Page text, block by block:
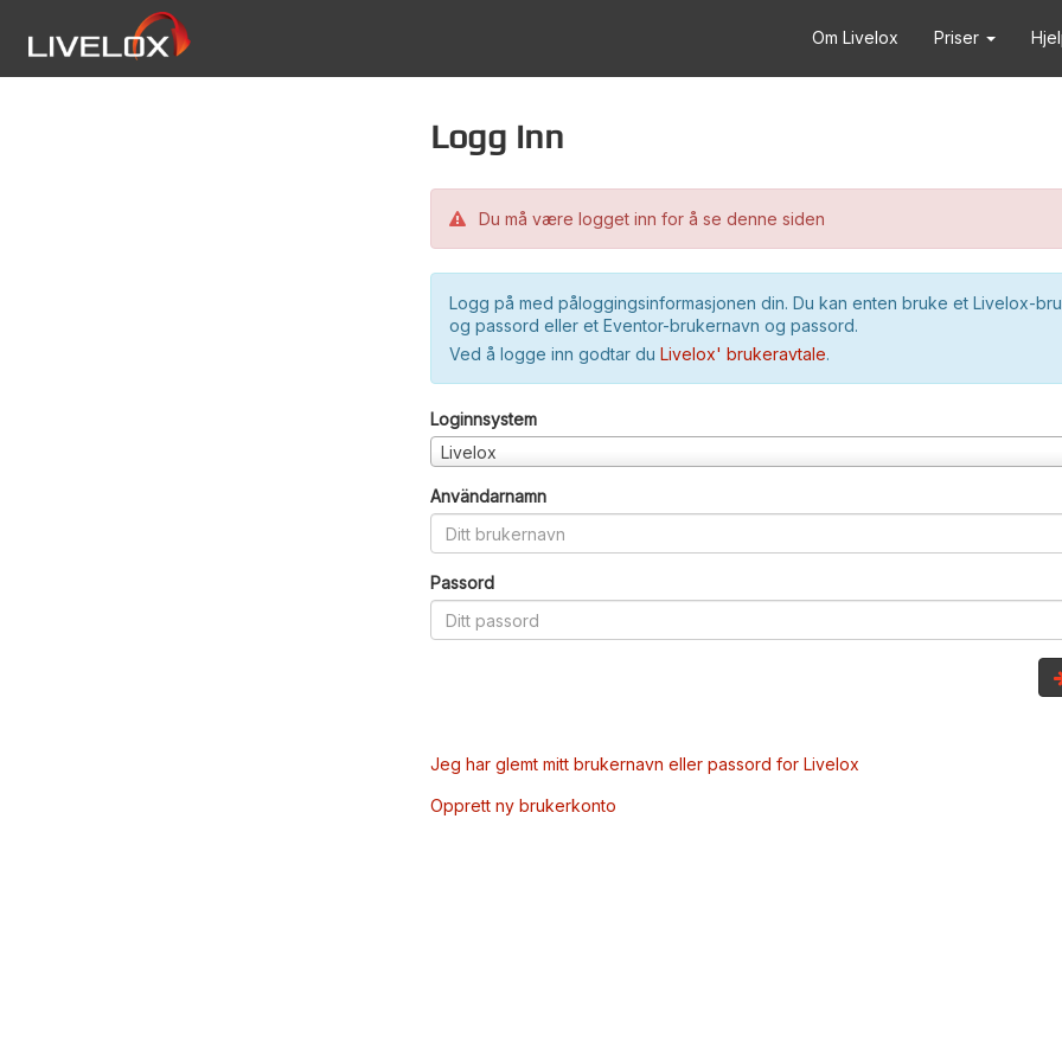
Om Livelox Priser
Logg inn
Du må være logget inn for å se denne siden
Logg på med påloggingsinformasjonen din. Du kan enten bruke et Livelox-
og passord eller et Eventor-brukernavn og passord.
Ved å logge inn godtar du Livelox' brukeravtale.
Loginnsystem
Livelox
Användarnamn
Passord
Jeg har glemt mitt brukernavn eller passord for Livelox
Opprett ny brukerkonto